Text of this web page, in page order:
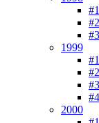
1999
2000